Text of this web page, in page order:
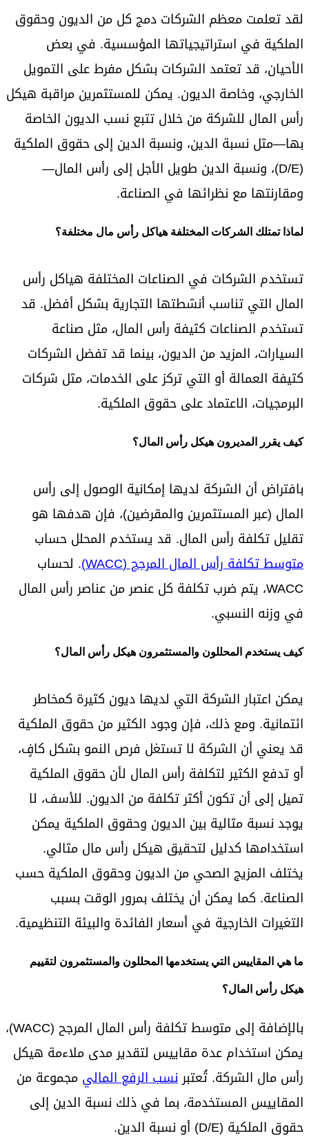
لقد تعلمت معظم الشركات دمج كل من الديون وحقوق
الملكية في استراتيجياتها المؤسسية. في بعض
الأحيان، قد تعتمد الشركات بشكل مفرط على التمويل
الخارجي، وخاصة الديون. يمكن للمستثمرين مراقبة هيكل
رأس المال للشركة من خلال تتبع نسب الديون الخاصة
بها—مثل نسبة الدين، ونسبة الدين إلى حقوق الملكية
(D/E)، ونسبة الدين طويل الأجل إلى رأس المال—
ومقارنتها مع نظرائها في الصناعة.
لماذا تمتلك الشركات المختلفة هياكل رأس مال مختلفة؟
تستخدم الشركات في الصناعات المختلفة هياكل رأس
المال التي تناسب أنشطتها التجارية بشكل أفضل. قد
تستخدم الصناعات كثيفة رأس المال، مثل صناعة
السيارات، المزيد من الديون، بينما قد تفضل الشركات
كثيفة العمالة أو التي تركز على الخدمات، مثل شركات
البرمجيات، الاعتماد على حقوق الملكية.
كيف يقرر المديرون هيكل رأس المال؟
بافتراض أن الشركة لديها إمكانية الوصول إلى رأس
المال (عبر المستثمرين والمقرضين)، فإن هدفها هو
تقليل تكلفة رأس المال. قد يستخدم المحلل حساب
متوسط تكلفة رأس المال المرجح (WACC)
. لحساب
WACC، يتم ضرب تكلفة كل عنصر من عناصر رأس المال
في وزنه النسبي.
كيف يستخدم المحللون والمستثمرون هيكل رأس المال؟
يمكن اعتبار الشركة التي لديها ديون كثيرة كمخاطر
ائتمانية. ومع ذلك، فإن وجود الكثير من حقوق الملكية
قد يعني أن الشركة لا تستغل فرص النمو بشكل كافٍ،
أو تدفع الكثير لتكلفة رأس المال لأن حقوق الملكية
تميل إلى أن تكون أكثر تكلفة من الديون. للأسف، لا
يوجد نسبة مثالية بين الديون وحقوق الملكية يمكن
استخدامها كدليل لتحقيق هيكل رأس مال مثالي.
يختلف المزيج الصحي من الديون وحقوق الملكية حسب
الصناعة. كما يمكن أن يختلف بمرور الوقت بسبب
التغيرات الخارجية في أسعار الفائدة والبيئة التنظيمية.
ما هي المقاييس التي يستخدمها المحللون والمستثمرون لتقييم
هيكل رأس المال؟
بالإضافة إلى متوسط تكلفة رأس المال المرجح (WACC)،
يمكن استخدام عدة مقاييس لتقدير مدى ملاءمة هيكل
رأس مال الشركة. تُعتبرنسب الرفع المالي مجموعة من
المقاييس المستخدمة، بما في ذلك نسبة الدين إلى
حقوق الملكية (D/E) أو نسبة الدين.